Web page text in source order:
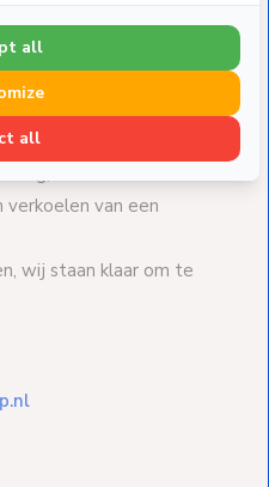
is gespecialiseerd in
van een
wij staan klaar om te
all
all